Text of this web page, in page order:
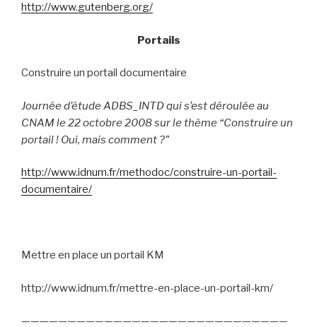
http://www.gutenberg.org/
Portails
Construire un portail documentaire
Journée d’étude ADBS_INTD qui s’est déroulée au
CNAM le 22 octobre 2008 sur le thème “Construire un
portail ! Oui, mais comment ?”
http://www.idnum.fr/methodoc/construire-un-portail-
documentaire/
Mettre en place un portail KM
http://www.idnum.fr/mettre-en-place-un-portail-km/
—————————————————————————————